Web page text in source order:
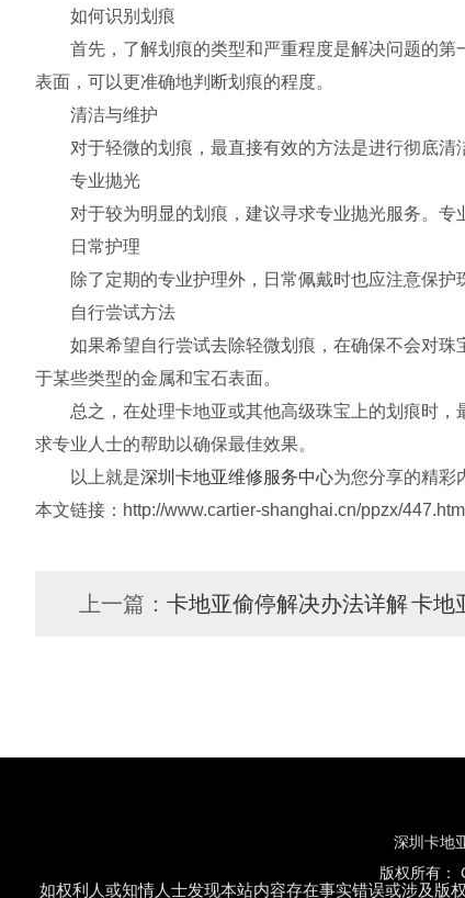
如何识别划痕
首先，了解划痕的类型和严重程度是解决问题的第
表面，可以更准确地判断划痕的程度。
清洁与维护
对于轻微的划痕，最直接有效的方法是进行彻底清
专业抛光
对于较为明显的划痕，建议寻求专业抛光服务。专
日常护理
除了定期的专业护理外，日常佩戴时也应注意保护
自行尝试方法
如果希望自行尝试去除轻微划痕，在确保不会对珠
于某些类型的金属和宝石表面。
总之，在处理卡地亚或其他高级珠宝上的划痕时，
求专业人士的帮助以确保最佳效果。
以上就是深圳卡地亚维修服务中心为您分享的精彩
本文链接：http://www.cartier-shanghai.cn/ppzx/447.html
上一篇： 卡地亚偷停解决办法详解卡地
深圳卡地
版权所有：
如权利人或知情人士发现本站内容存在事实错误或涉及版